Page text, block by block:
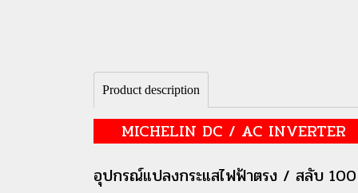
Product description
MICHELIN DC / AC
อุปกรณ์แปลงกระแสไฟฟ้าตรง / สลับ